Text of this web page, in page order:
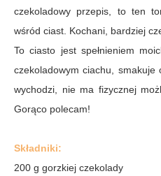
czekoladowy przepis, to ten
wśród ciast. Kochani, bardziej
To ciasto jest spełnieniem
czekoladowym ciachu, smakuje
wychodzi, nie ma fizycznej
Gorąco polecam!
Składniki:
200 g gorzkiej czekolady